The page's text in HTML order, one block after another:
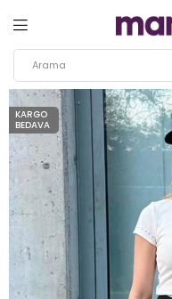
KARGO
BEDAVA